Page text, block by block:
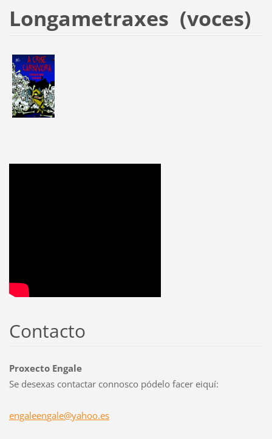
Longametraxes (voces)
Contacto
Proxecto Engale
Se desexas contactar connosco pódelo facer eiquí:
engaleengale@yahoo.es